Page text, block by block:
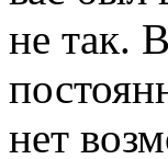
не так.
нет